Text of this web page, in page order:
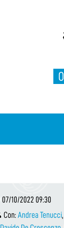
07/10/2022 09:30
Con: Andrea Tenucci,